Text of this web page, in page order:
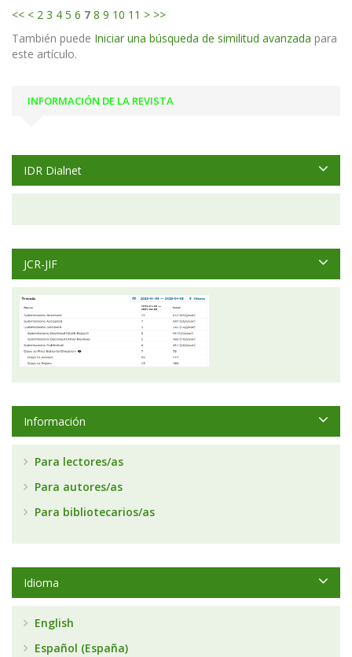
<< < 2 3 4 5 6 7 8 9 10 11 > >>
También puede Iniciar una búsqueda de similitud avanzada para
este artículo.
INFORMACIÓN DE LA REVISTA
IDR Dialnet
JCR-JIF
Información
Para lectores/as
Para autores/as
Para bibliotecarios/as
Idioma
English
Español (España)